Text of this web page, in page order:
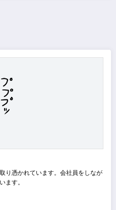
り憑かれています。会社員をしなが
ます。